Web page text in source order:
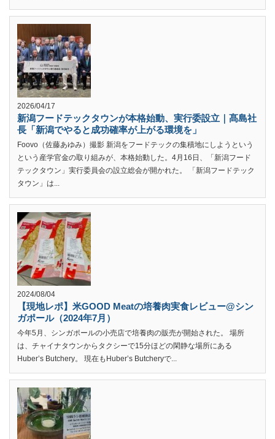
2026/04/17
新潟フードテックタウンが本格始動、実行委設立｜髙島社
長「新潟でやると成功確率が上がる環境を」
Foovo（佐藤あゆみ）撮影 新潟をフードテックの集積地にしようという
という産学官金の取り組みが、本格始動した。4月16日、「新潟フード
テックタウン」実行委員会の設立総会が開かれた。 「新潟フードテック
タウン」は...
2024/08/04
【現地レポ】米GOOD Meatの培養肉実食レビュー@シン
ガポール（2024年7月）
今年5月、シンガポールの小売店で培養肉の販売が開始された。 場所
は、チャイナタウンからタクシーで15分ほどの閑静な場所にある
Huber’s Butchery。 現在もHuber’s Butcheryで...